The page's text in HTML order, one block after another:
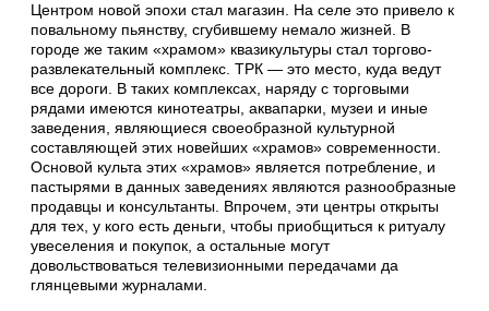
Центром новой эпохи стал магазин. На селе это привело к
повальному пьянству, сгубившему немало жизней. В
городе же таким «храмом» квазикультуры стал торгово-
развлекательный комплекс. ТРК — это место, куда ведут
все дороги. В таких комплексах, наряду с торговыми
рядами имеются кинотеатры, аквапарки, музеи и иные
заведения, являющиеся своеобразной культурной
составляющей этих новейших «храмов» современности.
Основой культа этих «храмов» является потребление, и
пастырями в данных заведениях являются разнообразные
продавцы и консультанты. Впрочем, эти центры открыты
для тех, у кого есть деньги, чтобы приобщиться к ритуалу
увеселения и покупок, а остальные могут
довольствоваться телевизионными передачами да
глянцевыми журналами.